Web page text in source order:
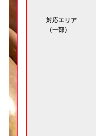
対応エリア
（一部）